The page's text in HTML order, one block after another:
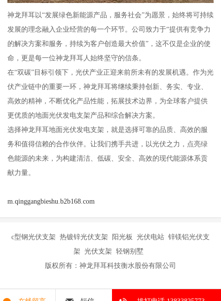
神龙拜耳以“发展绿色新能源产品，服务社会”为愿景，始终将可持续
发展的理念融入企业经营的每一个环节。公司致力于“提供有竞争力
的解决方案和服务，持续为客户创造最大价值”，这不仅是企业的使
命，更是每一位神龙拜耳人始终坚守的信条。
在“双碳”目标引领下，光伏产业正迎来前所未有的发展机遇。作为光
伏产业链中的重要一环，神龙拜耳将继续秉持创新、务实、专业、
高效的精神，不断优化产品性能，拓展技术边界，为全球客户提供
更优质的地面光伏发电支架产品和综合解决方案。
选择神龙拜耳地面光伏发电支架，就是选择可靠的品质、高效的服
务和值得信赖的合作伙伴。让我们携手共进，以光伏之力，点亮绿
色能源的未来，为构建清洁、低碳、安全、高效的现代能源体系贡
献力量。
m.qinggangbieshu.b2b168.com
c型钢光伏支架 热镀锌光伏支架 阳光板 光伏电站 锌镁铝光伏支
架 光伏支架 轻钢别墅
版权所有：神龙拜耳科技衡水股份有限公司